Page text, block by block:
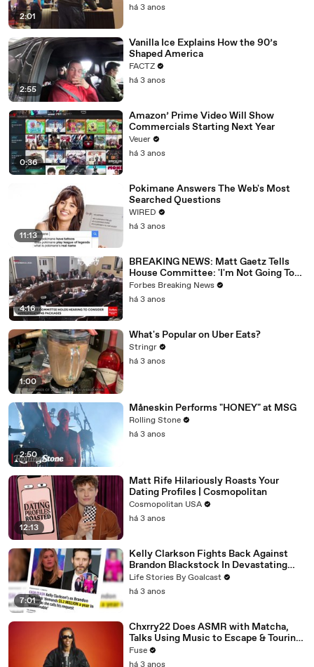
2:01
há 3 anos
2:55
Vanilla Ice Explains How the 90’s
Shaped America
FACTZ
há 3 anos
0:36
Amazon’ Prime Video Will Show
Commercials Starting Next Year
Veuer
há 3 anos
11:13
Pokimane Answers The Web's Most
Searched Questions
WIRED
há 3 anos
4:16
BREAKING NEWS: Matt Gaetz Tells
House Committee: 'I'm Not Going To
Vote For A Continuing Resolution'
Forbes Breaking News
há 3 anos
1:00
What's Popular on Uber Eats?
Stringr
há 3 anos
2:50
Måneskin Performs "HONEY" at MSG
Rolling Stone
há 3 anos
12:13
Matt Rife Hilariously Roasts Your
Dating Profiles | Cosmopolitan
Cosmopolitan USA
há 3 anos
7:01
Kelly Clarkson Fights Back Against
Brandon Blackstock In Devastating
Divorce Battle
Life Stories By Goalcast
há 3 anos
Chxrry22 Does ASMR with Matcha,
Talks Using Music to Escape & Touring
with The Weeknd
Fuse